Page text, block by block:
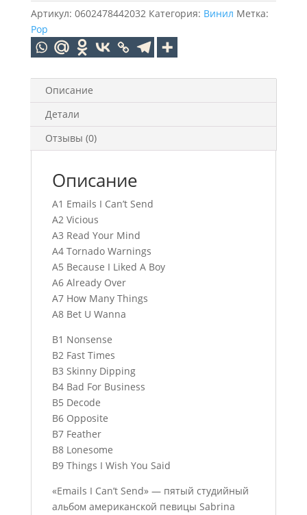
Артикул: 0602478442032 Категория: Винил Метка:
Pop
Описание
Детали
Отзывы (0)
Описание
A1 Emails I Can’t Send
A2 Vicious
A3 Read Your Mind
A4 Tornado Warnings
A5 Because I Liked A Boy
A6 Already Over
A7 How Many Things
A8 Bet U Wanna
B1 Nonsense
B2 Fast Times
B3 Skinny Dipping
B4 Bad For Business
B5 Decode
B6 Opposite
B7 Feather
B8 Lonesome
B9 Things I Wish You Said
«Emails I Can’t Send» — пятый студийный
альбом американской певицы Sabrina